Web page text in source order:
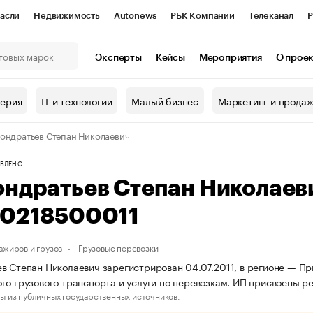
Недвижимость Autonews РБК Компании Телеканал
Проверка контрагентов
Эксперты Кейсы Мероприятия О
IT и технологии Малый бизнес Маркетинг и
Степан Николаевич
Степан
и грузов Грузовые перевозки
Степан Николаевич зарегистрирован 04.07.2011, в регионе —
грузового транспорта и услуги по перевозкам. ИП
из публичных государственных источников.